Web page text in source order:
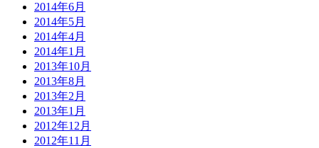
2014年6月
2014年5月
2014年4月
2014年1月
2013年10月
2013年8月
2013年2月
2013年1月
2012年12月
2012年11月